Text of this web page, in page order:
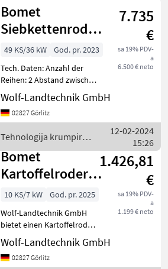
Bomet
Siebkettenroder
2 reihig PROFI
Upus Z656/1
7.735
€
sa 19% PDV-
a
6.500 € neto
49 KS/36 kW
God. pr. 2023
Tech. Daten: Anzahl der
Reihen: 2 Abstand zwischen
den Reihen: 625 - 675mm
Anzahl der Förderbänder: 2
Stück Produktivität: 0, 4
800kg Kra
Wolf-Landtechnik GmbH
02827 Görlitz
Tehnologija krumpira /
Bomet
12-02-2024
15:26
Bomet
Kartoffelroder
MINI |
Schwingsiebroder
| Kartoff
1.426,81
€
sa 19% PDV-
a
1.199 € neto
10 KS/7 kW
God. pr. 2025
Wolf-Landtechnik GmbH
bietet einen Kartoffelroder
Mini an. Kartoffelroder -
MINI- - Anzahl der Reihen:
1 - Breite des Geräts: ca.
Wolf-Landtechnik GmbH
02827 Görlitz